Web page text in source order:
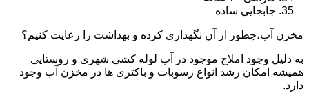
جابجایی ساده
مخزن آب،چطور از آن نگهداری کرده و بهداشت را رعایت کنیم؟
به دلیل وجود املاح موجود در آب لوله کشی شهری و روستایی
همیشه امکان رشد انواع رسوبات و باکتری ها در مخزن آب وجود
دارد.